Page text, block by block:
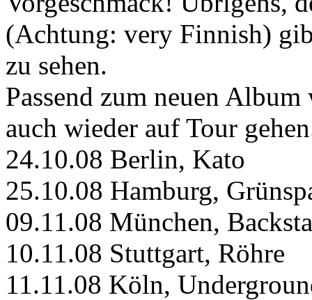
(Achtung: very Finnish)
zu sehen.
Passend zum neuen
auch wieder auf Tour
24.10.08 Berlin, Kato
25.10.08 Hamburg,
09.11.08 München,
10.11.08 Stuttgart, Röhre
11.11.08 Köln,